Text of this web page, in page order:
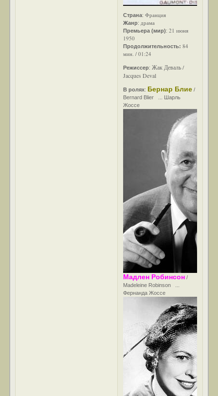
Страна:Франция
Жанр: драма
Премьера (мир):21 июня
1950
Продолжительность:84
мин. / 01:24
Режиссер:Жак Деваль /
Jacques Deval
В ролях: Бернар Блие /
Bernard Blier ... Шарль
Жоссе
Мадлен Робинсон /
Madeleine Robinson ...
Фернанда Жоссе